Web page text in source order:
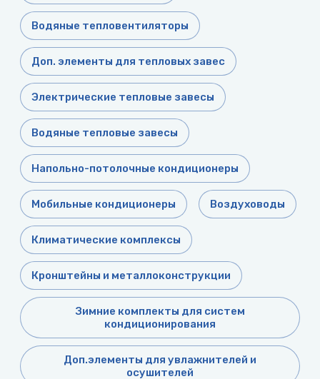
воздуха для
квартиры -
как и какой
выбрать
Виды
обогревателей
для дома
Показать
все
Тепломаш
ТОПОЛ-
Эван
Водяные тепловентиляторы
Доп. элементы для тепловых завес
Электрические тепловые завесы
Водяные тепловые завесы
Напольно-потолочные кондиционеры
Мобильные кондиционеры Воздуховоды
Климатические комплексы
Кронштейны и металлоконструкции
Зимние комплекты для систем
кондиционирования
Доп.элементы для увлажнителей и
осушителей